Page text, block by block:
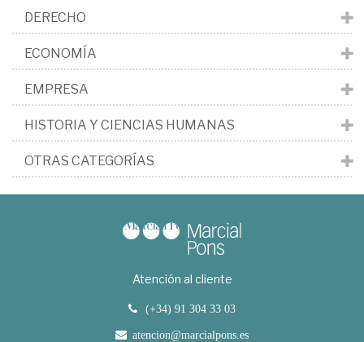
DERECHO
ECONOMÍA
EMPRESA
HISTORIA Y CIENCIAS HUMANAS
OTRAS CATEGORÍAS
Atención al cliente
(+34) 91 304 33 03
atencion@marcialpons.es